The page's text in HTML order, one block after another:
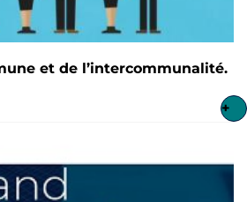
et de l’intercommunalité.
+